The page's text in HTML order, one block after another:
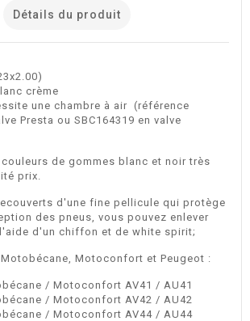
Détails du produit
crème
une chambre à air (référence
Presta ou SBC164319 en valve
de gommes blanc et noir très
prix.
d'une fine pellicule qui protège
des pneus, vous pouvez enlever
d'un chiffon et de white spirit;
Motoconfort et Peugeot :
/ Motoconfort AV41 / AU41
/ Motoconfort AV42 / AU42
/ Motoconfort AV44 / AU44